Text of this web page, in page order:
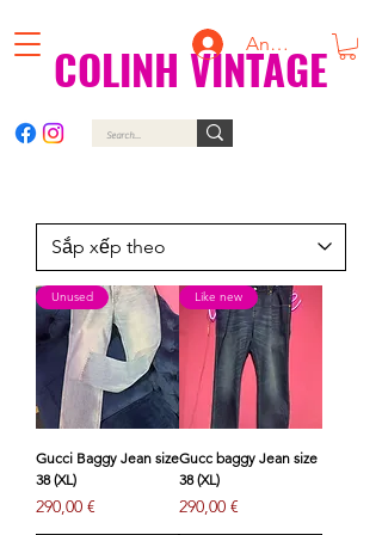
COLINH VINTAGE
Anmelden
Unused
Gucci Baggy Jean size
38 (XL)
Giá
290,00 €
Like new
Gucc baggy Jean size
38 (XL)
Giá
290,00 €